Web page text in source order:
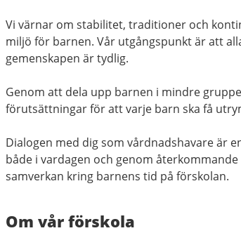
Vi värnar om stabilitet, traditioner och
miljö för barnen. Vår utgångspunkt är att
gemenskapen är tydlig.
Genom att dela upp barnen i mindre
förutsättningar för att varje barn ska få
Dialogen med dig som vårdnadshavare är
både i vardagen och genom
samverkan kring barnens tid på förskolan.
Om vår förskola